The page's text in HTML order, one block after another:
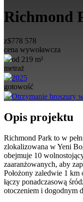
Richmond
z$778 578
cena wywoławcza
od 219 m²
metraż
2025
gotowość
Otrzymanie broszury
Opis projektu
Richmond Park to w
zlokalizowana wYeni
obejmuje 10
zaaranżowanych, aby
Położony zaledwie 1
łączy ponadczasową
otoczeniem i dogodnym